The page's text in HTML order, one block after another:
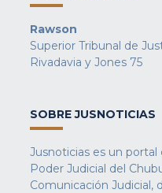
Rawson
Superior Tribunal de
Rivadavia y Jones 75
SOBRE JUSNOTICIAS
Jusnoticias es un portal
Poder Judicial del
Comunicación Judicial,